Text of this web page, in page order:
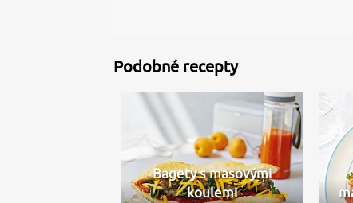
Podobné recepty
Bagety s masovými
koulemi